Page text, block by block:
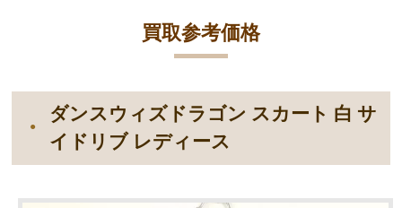
買取参考価格
ダンスウィズドラゴン スカート 白 サ
イドリブ レディース